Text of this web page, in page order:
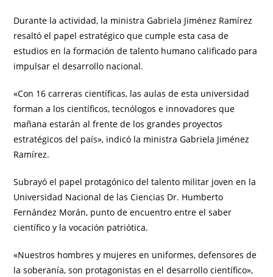
Durante la actividad, la ministra Gabriela Jiménez Ramírez
resaltó el papel estratégico que cumple esta casa de
estudios en la formación de talento humano calificado para
impulsar el desarrollo nacional.
«Con 16 carreras científicas, las aulas de esta universidad
forman a los científicos, tecnólogos e innovadores que
mañana estarán al frente de los grandes proyectos
estratégicos del país», indicó la ministra Gabriela Jiménez
Ramírez.
Subrayó el papel protagónico del talento militar joven en la
Universidad Nacional de las Ciencias Dr. Humberto
Fernández Morán, punto de encuentro entre el saber
científico y la vocación patriótica.
«Nuestros hombres y mujeres en uniformes, defensores de
la soberanía, son protagonistas en el desarrollo científico»,